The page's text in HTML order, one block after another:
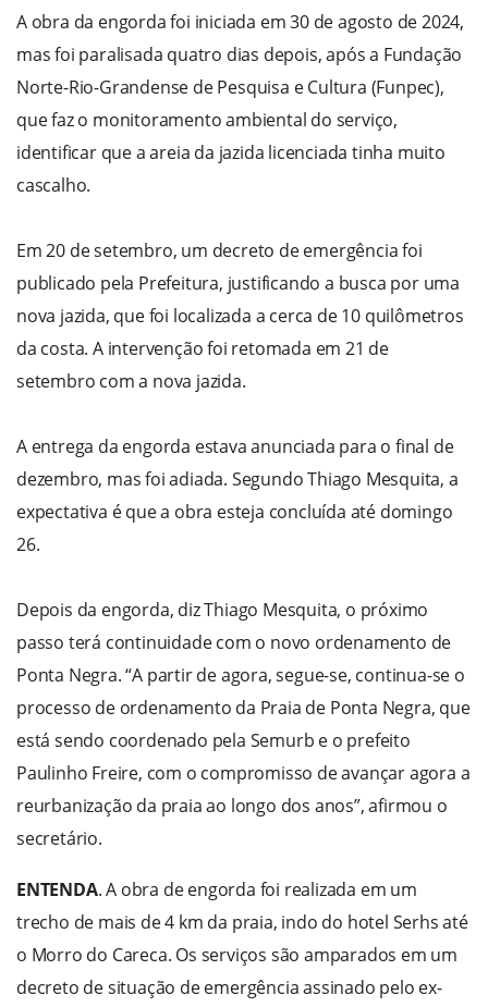
A obra da engorda foi iniciada em 30 de agosto de 2024,
mas foi paralisada quatro dias depois, após a Fundação
Norte-Rio-Grandense de Pesquisa e Cultura (Funpec),
que faz o monitoramento ambiental do serviço,
identificar que a areia da jazida licenciada tinha muito
cascalho.
Em 20 de setembro, um decreto de emergência foi
publicado pela Prefeitura, justificando a busca por uma
nova jazida, que foi localizada a cerca de 10 quilômetros
da costa. A intervenção foi retomada em 21 de
setembro com a nova jazida.
A entrega da engorda estava anunciada para o final de
dezembro, mas foi adiada. Segundo Thiago Mesquita, a
expectativa é que a obra esteja concluída até domingo
26.
Depois da engorda, diz Thiago Mesquita, o próximo
passo terá continuidade com o novo ordenamento de
Ponta Negra. “A partir de agora, segue-se, continua-se o
processo de ordenamento da Praia de Ponta Negra, que
está sendo coordenado pela Semurb e o prefeito
Paulinho Freire, com o compromisso de avançar agora a
reurbanização da praia ao longo dos anos”, afirmou o
secretário.
ENTENDA. A obra de engorda foi realizada em um
trecho de mais de 4 km da praia, indo do hotel Serhs até
o Morro do Careca. Os serviços são amparados em um
decreto de situação de emergência assinado pelo ex-